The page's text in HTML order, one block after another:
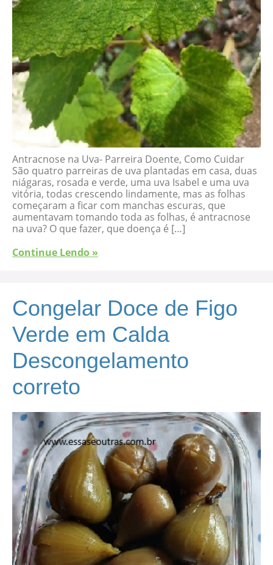
Antracnose na Uva- Parreira Doente, Como Cuidar
São quatro parreiras de uva plantadas em casa, duas
niágaras, rosada e verde, uma uva Isabel e uma uva
vitória, todas crescendo lindamente, mas as folhas
começaram a ficar com manchas escuras, que
aumentavam tomando toda as folhas, é antracnose
na uva? O que fazer, que doença é […]
Continue Lendo »
Congelar Doce de Figo
Verde em Calda
Descongelamento
correto